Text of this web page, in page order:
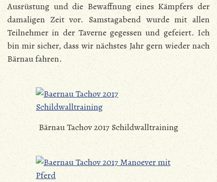
Ausrüstung und die Bewaffnung eines Kämpfers der
damaligen Zeit vor. Samstagabend wurde mit allen
Teilnehmer in der Taverne gegessen und gefeiert. Ich
bin mir sicher, dass wir nächstes Jahr gern wieder nach
Bärnau fahren.
Bärnau Tachov 2017 Schildwalltraining